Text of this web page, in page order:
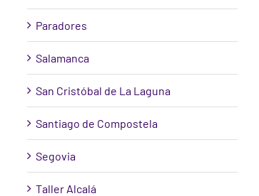
Paradores
Salamanca
San Cristóbal de La Laguna
Santiago de Compostela
Segovia
Taller Alcalá